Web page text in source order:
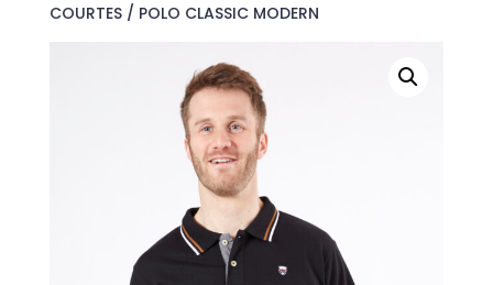
COURTES/ POLO CLASSIC MODERN